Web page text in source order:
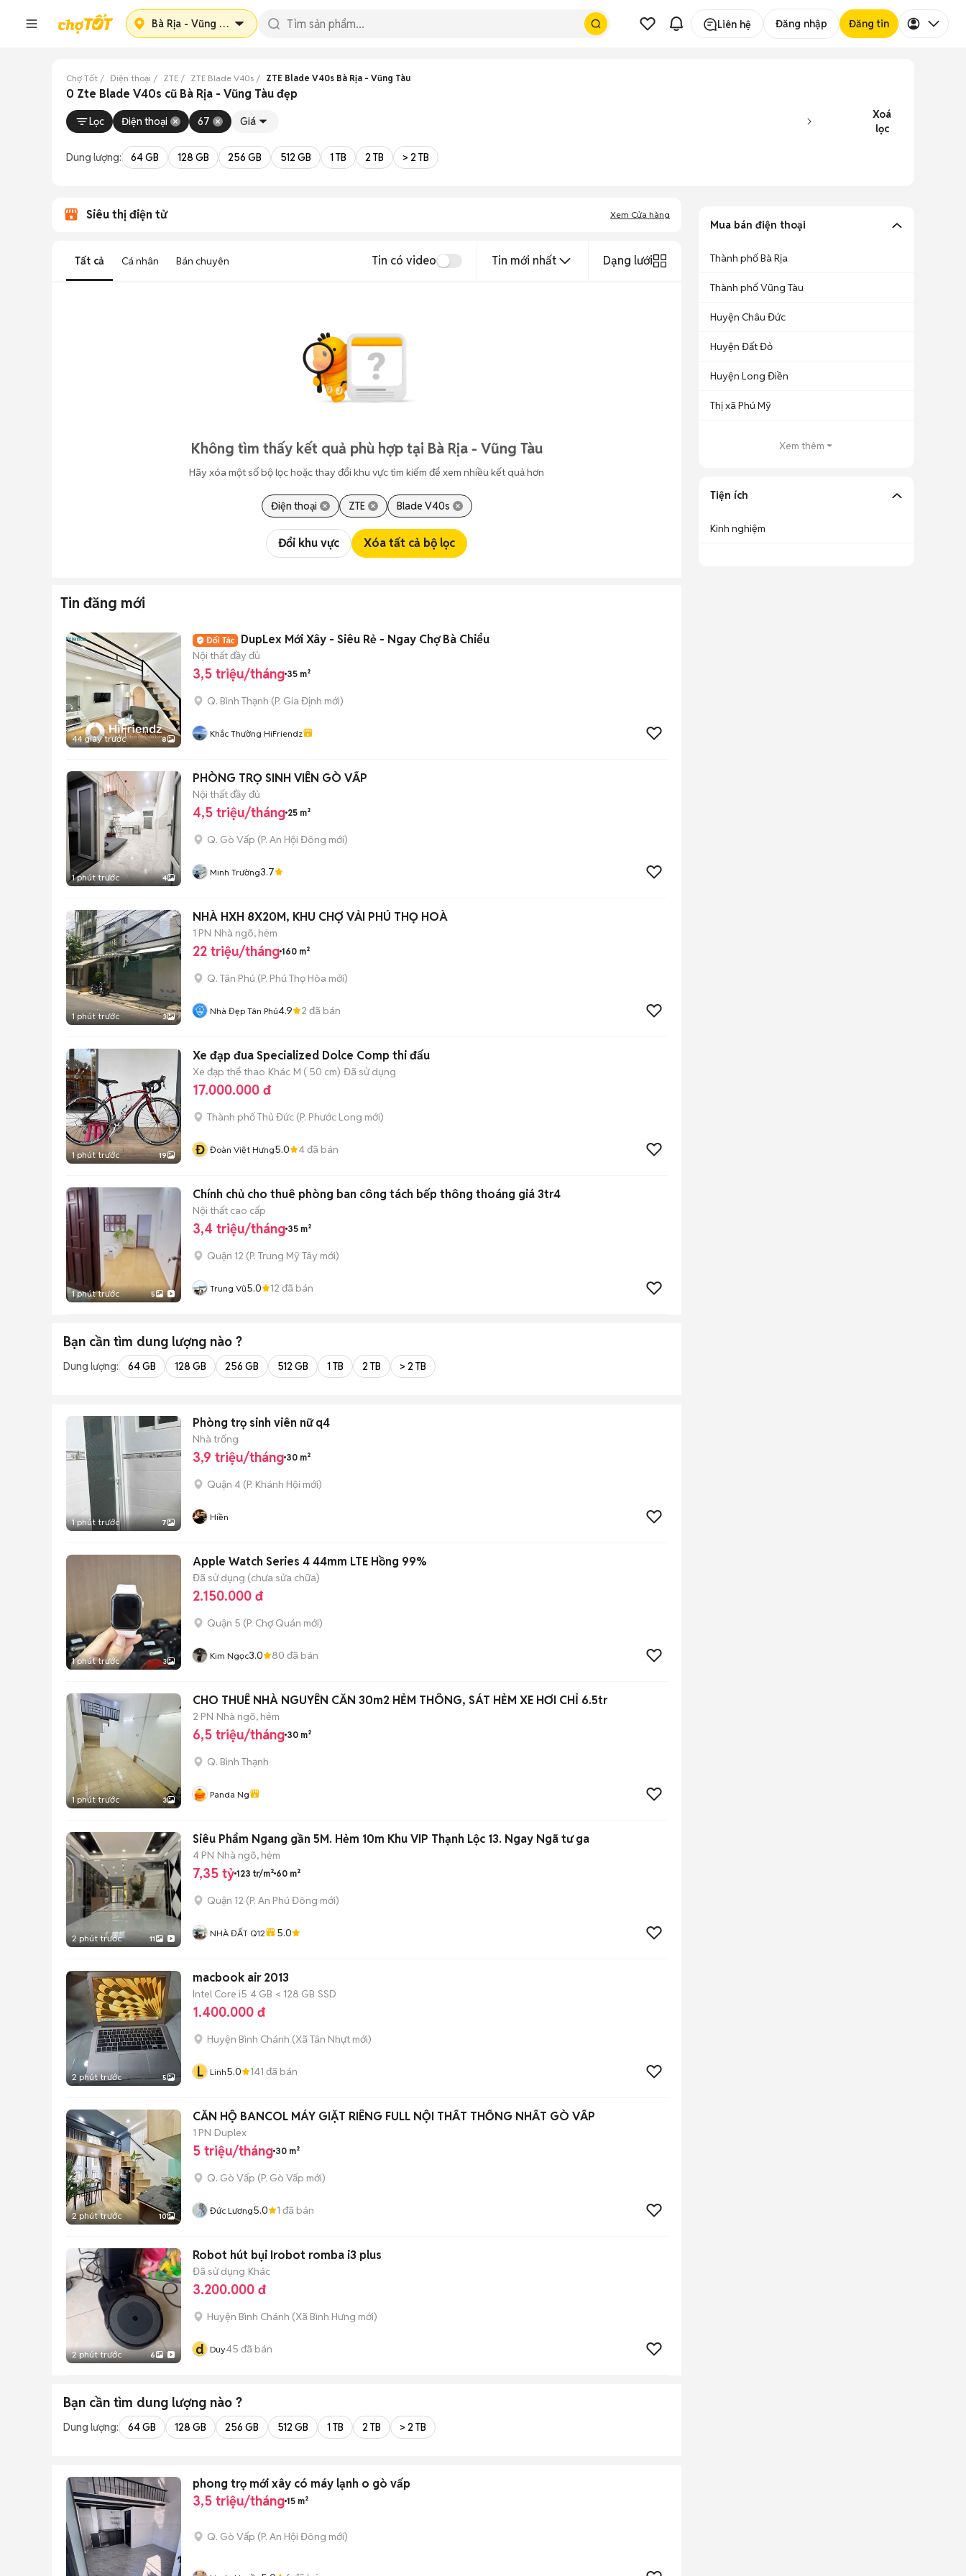
Bà Rịa - Vũng Tàu Liên hệ Đăng nhập Đăng tin
Chợ Tốt Điện thoại ZTE ZTE Blade V40s ZTE Blade V40s Bà Rịa - Vũng Tàu
0 Zte Blade V40s cũ Bà Rịa - Vũng Tàu đẹp
Lọc Điện thoại 67 Giá
Xoá
lọc
Dung lượng: 64 GB 128 GB 256 GB 512 GB 1 TB 2 TB > 2 TB
Siêu thị điện tử Xem Cửa hàng
Tất cả Cá nhân Bán chuyên Tin có video Tin mới nhất Dạng lưới
Không tìm thấy kết quả phù hợp tại Bà Rịa - Vũng Tàu
Hãy xóa một số bộ lọc hoặc thay đổi khu vực tìm kiếm để xem nhiều kết quả hơn
Điện thoại ZTE Blade V40s
Đổi khu vực Xóa tất cả bộ lọc
Tin đăng mới
44 giây trước 8
DupLex Mới Xây - Siêu Rẻ - Ngay Chợ Bà Chiểu
Nội thất đầy đủ
3,5 triệu/tháng 35 m²
Q. Bình Thạnh (P. Gia Định mới)
Khắc Thường HiFriendz
1 phút trước 4
PHÒNG TRỌ SINH VIÊN GÒ VẤP
Nội thất đầy đủ
4,5 triệu/tháng 25 m²
Q. Gò Vấp (P. An Hội Đông mới)
Minh Trường3.7
1 phút trước 3
NHÀ HXH 8X20M, KHU CHỢ VẢI PHÚ THỌ HOÀ
1 PN Nhà ngõ, hẻm
22 triệu/tháng 160 m²
Q. Tân Phú (P. Phú Thọ Hòa mới)
Nhà Đẹp Tân Phú4.9 2 đã bán
1 phút trước 19
Xe đạp đua Specialized Dolce Comp thi đấu
Xe đạp thể thao Khác M ( 50 cm) Đã sử dụng
17.000.000 đ
Thành phố Thủ Đức (P. Phước Long mới)
Đ Đoàn Việt Hưng5.0 4đã bán
1 phút trước 5
Chính chủ cho thuê phòng ban công tách bếp thông thoáng giá 3tr4
Nội thất cao cấp
3,4 triệu/tháng 35 m²
Quận 12 (P. Trung Mỹ Tây mới)
Trung Vũ5.0 12 đã bán
Bạn cần tìm dung lượng nào ?
Dung lượng: 64 GB 128 GB 256 GB 512 GB 1 TB 2 TB > 2 TB
1 phút trước 7
Phòng trọ sinh viên nữ q4
Nhà trống
3,9 triệu/tháng 30 m²
Quận 4 (P. Khánh Hội mới)
Hiền
1 phút trước 3
Apple Watch Series 4 44mm LTE Hồng 99%
Đã sử dụng (chưa sửa chữa)
2.150.000 đ
Quận 5 (P. Chợ Quán mới)
Kim Ngọc3.0 80 đã bán
1 phút trước 3
CHO THUÊ NHÀ NGUYÊN CĂN 30m2 HẺM THÔNG, SÁT HẺM XE HƠI CHỈ 6.5tr
2 PN Nhà ngõ, hẻm
6,5 triệu/tháng 30 m²
Q. Bình Thạnh
Panda Ng
2 phút trước 11
Siêu Phẩm Ngang gần 5M. Hẻm 10m Khu VIP Thạnh Lộc 13. Ngay Ngã tư ga
4 PN Nhà ngõ, hẻm
7,35 tỷ 123 tr/m² 60 m²
Quận 12 (P. An Phú Đông mới)
NHÀ ĐẤT Q12 5.0
2 phút trước 5
macbook air 2013
Intel Core i5 4 GB < 128 GB SSD
1.400.000 đ
Huyện Bình Chánh (Xã Tân Nhựt mới)
L Linh5.0 141 đã bán
2 phút trước 10
CĂN HỘ BANCOL MÁY GIẶT RIÊNG FULL NỘI THẤT THỐNG NHẤT GÒ VẤP
1 PN Duplex
5 triệu/tháng 30 m²
Q. Gò Vấp (P. Gò Vấp mới)
Đức Lương5.0 1 đã bán
2 phút trước 6
Robot hút bụi Irobot romba i3 plus
Đã sử dụng Khác
3.200.000 đ
Huyện Bình Chánh (Xã Bình Hưng mới)
d Duy45 đã bán
Bạn cần tìm dung lượng nào ?
Dung lượng: 64 GB 128 GB 256 GB 512 GB 1 TB 2 TB > 2 TB
phong trọ mới xây có máy lạnh o gò vấp
3,5 triệu/tháng 15 m²
Q. Gò Vấp (P. An Hội Đông mới)
Mua bán điện thoại
Thành phố Bà Rịa
Thành phố Vũng Tàu
Huyện Châu Đức
Huyện Đất Đỏ
Huyện Long Điền
Thị xã Phú Mỹ
Xem thêm
Tiện ích
Kinh nghiệm